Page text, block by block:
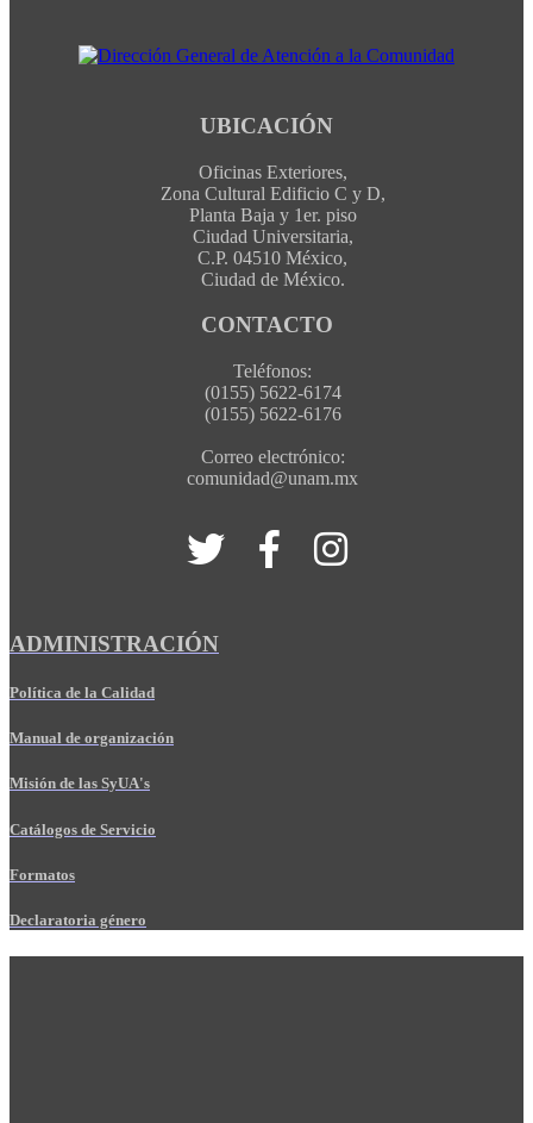
UBICACIÓN
Oficinas Exteriores,
Zona Cultural Edificio C y D,
Planta Baja y 1er. piso
Ciudad Universitaria,
C.P. 04510 México,
Ciudad de México.
CONTACTO
Teléfonos:
(0155) 5622-6174
(0155) 5622-6176
Correo electrónico:
comunidad@unam.mx
ADMINISTRACIÓN
Política de la Calidad
Manual de organización
Misión de las SyUA's
Catálogos de Servicio
Formatos
Declaratoria género